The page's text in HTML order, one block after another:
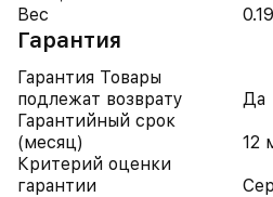
Вес
Гарантия
Гарантия Товары
подлежат возврату
Да
Гарантийный срок
(месяц)
12
Критерий оценки
гарантии